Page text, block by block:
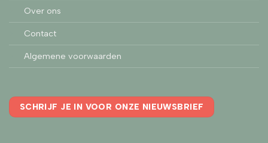
Over ons
Contact
Algemene voorwaarden
SCHRIJF JE IN VOOR ONZE NIEUWSBRIEF